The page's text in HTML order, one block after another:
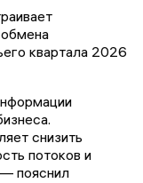
обмена
квартала 2026
снизить
потоков и
пояснил